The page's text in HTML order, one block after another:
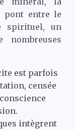
pont entre le
spirituel, un
est parfois
censée
intègrent